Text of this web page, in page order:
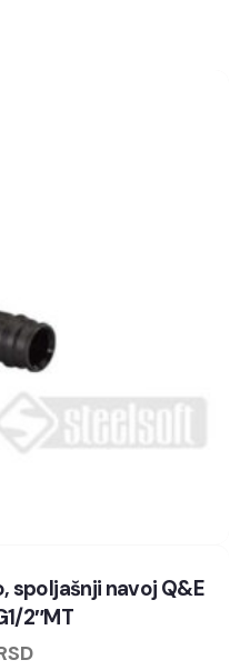
spoljašnji navoj Q&E
2″MT